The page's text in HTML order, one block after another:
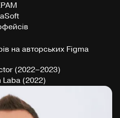
на авторських Figma
(2022–2023)
Laba (2022)